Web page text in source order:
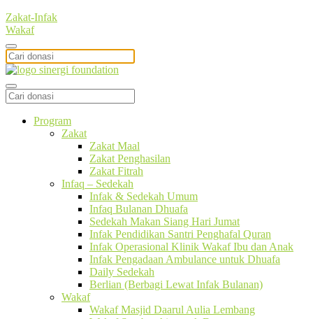
Zakat-Infak
Wakaf
Program
Zakat
Zakat Maal
Zakat Penghasilan
Zakat Fitrah
Infaq – Sedekah
Infak & Sedekah Umum
Infaq Bulanan Dhuafa
Sedekah Makan Siang Hari Jumat
Infak Pendidikan Santri Penghafal Quran
Infak Operasional Klinik Wakaf Ibu dan Anak
Infak Pengadaan Ambulance untuk Dhuafa
Daily Sedekah
Berlian (Berbagi Lewat Infak Bulanan)
Wakaf
Wakaf Masjid Daarul Aulia Lembang